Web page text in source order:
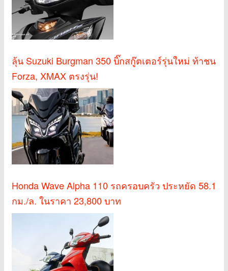
ลุ้น Suzuki Burgman 350 บิ๊กสกู๊ตเตอร์รุ่นใหม่ ท้าชน
Forza, XMAX ตรงรุ่น!
Honda Wave Alpha 110 รถครอบครัว ประหยัด 58.1
กม./ล. ในราคา 23,800 บาท